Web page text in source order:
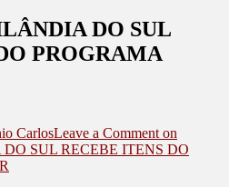
DO SUL
PROGRAMA
CarlosLeave a Comment on
SUL RECEBE ITENS DO